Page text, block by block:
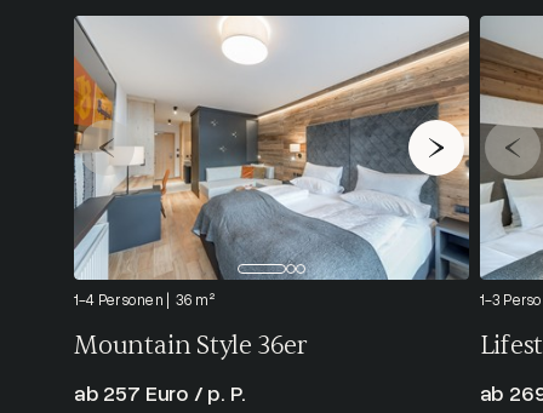
1-4 Personen 36 m²
Mountain Style 36er
ab 257 Euro / p. P.
1-3
ab